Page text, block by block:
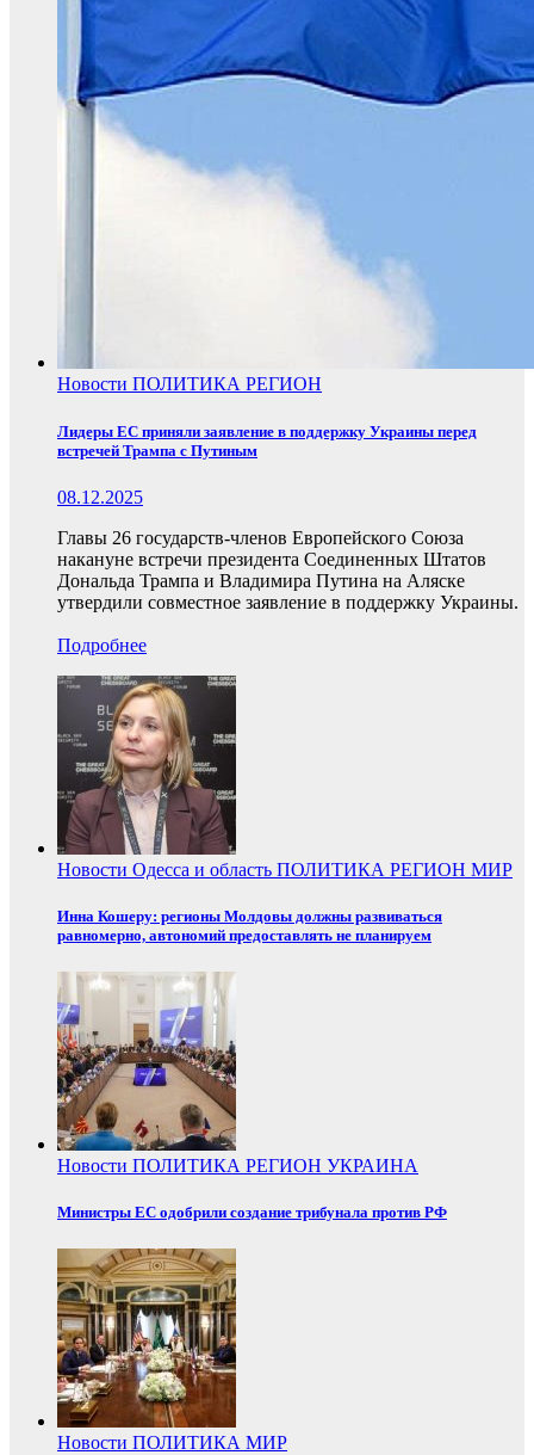
Новости ПОЛИТИКА РЕГИОН
Лидеры ЕС приняли заявление в поддержку Украины перед
встречей Трампа с Путиным
08.12.2025
Главы 26 государств-членов Европейского Союза
накануне встречи президента Соединенных Штатов
Дональда Трампа и Владимира Путина на Аляске
утвердили совместное заявление в поддержку Украины.
Подробнее
Новости Одесса и область ПОЛИТИКА РЕГИОН МИР
Инна Кошеру: регионы Молдовы должны развиваться
равномерно, автономий предоставлять не планируем
Новости ПОЛИТИКА РЕГИОН УКРАИНА
Министры ЕС одобрили создание трибунала против РФ
Новости ПОЛИТИКА МИР